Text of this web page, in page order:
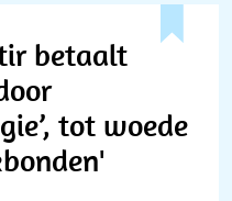
betaalt
tot woede